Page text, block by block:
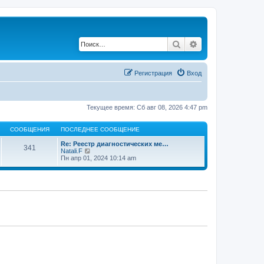
Поиск
Вход
Регистрация
Текущее время: Сб авг 08, 2026 4:47 pm
СООБЩЕНИЯ ПОСЛЕДНЕЕ СООБЩЕНИЕ
341
Re: Реестр диагностических ме…
Natali.F
е
е
и
л
Пн апр 01, 2024 10:14 am